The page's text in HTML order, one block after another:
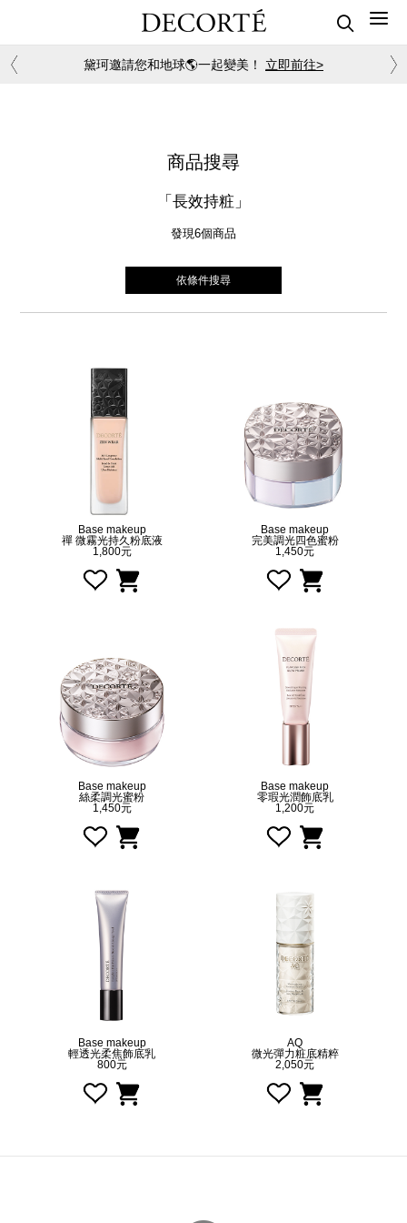
黛珂邀請您和地球🌎一起變美！ 立即前往>
商品搜尋
「長效持粧」
發現6個商品
依條件搜尋
Base makeup
禪 微霧光持久粉底液
1,800元
Base makeup
完美調光四色蜜粉
1,450元
Base makeup
絲柔調光蜜粉
1,450元
Base makeup
零瑕光潤飾底乳
1,200元
Base makeup
輕透光柔焦飾底乳
800元
AQ
微光彈力粧底精粹
2,050元